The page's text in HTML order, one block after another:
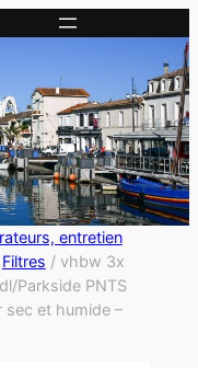
entretien
Filtres / vhbw 3x
Parkside PNTS
sec et humide –